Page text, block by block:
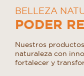
BELLEZA
PODER
Nuestros
naturaleza con
fortalecer y